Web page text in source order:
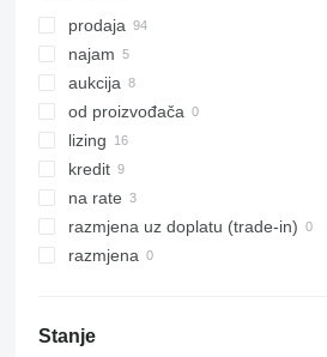
prodaja
najam
aukcija
od proizvođača
lizing
kredit
na rate
razmjena uz doplatu (trade-in)
razmjena
Stanje